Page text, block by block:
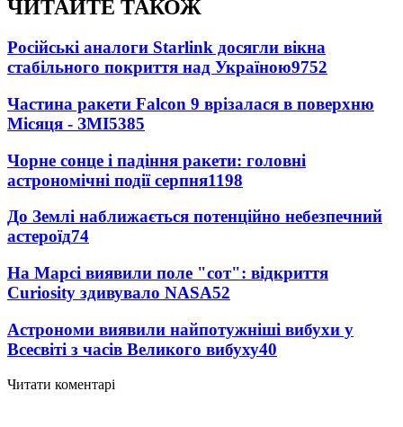
ЧИТАЙТЕ ТАКОЖ
Російські аналоги Starlink досягли вікна
стабільного покриття над Україною9752
Частина ракети Falcon 9 врізалася в поверхню
Місяця - ЗМІ5385
Чорне сонце і падіння ракети: головні
астрономічні події серпня1198
До Землі наближається потенційно небезпечний
астероїд74
На Марсі виявили поле "сот": відкриття
Curiosity здивувало NASA52
Астрономи виявили найпотужніші вибухи у
Всесвіті з часів Великого вибуху40
Читати коментарі